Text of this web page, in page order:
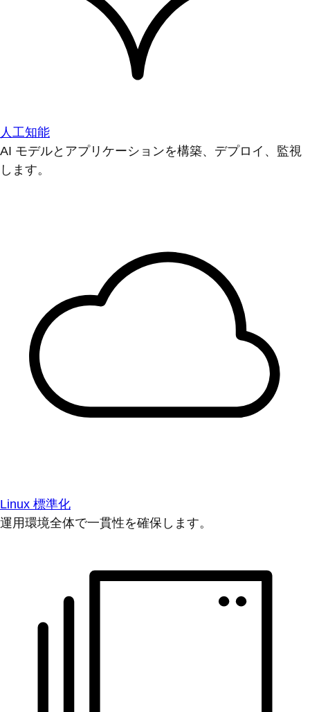
人工知能
AI モデルとアプリケーションを構築、デプロイ、監視
します。
Linux 標準化
運用環境全体で一貫性を確保します。